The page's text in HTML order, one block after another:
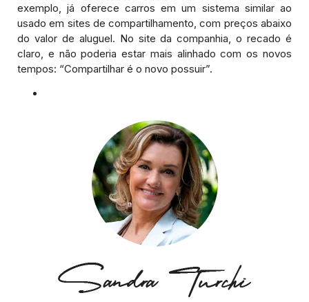
exemplo, já oferece carros em um sistema similar ao
usado em sites de compartilhamento, com preços abaixo
do valor de aluguel. No site da companhia, o recado é
claro, e não poderia estar mais alinhado com os novos
tempos: “Compartilhar é o novo possuir”.